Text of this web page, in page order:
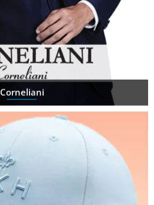
Corneliani